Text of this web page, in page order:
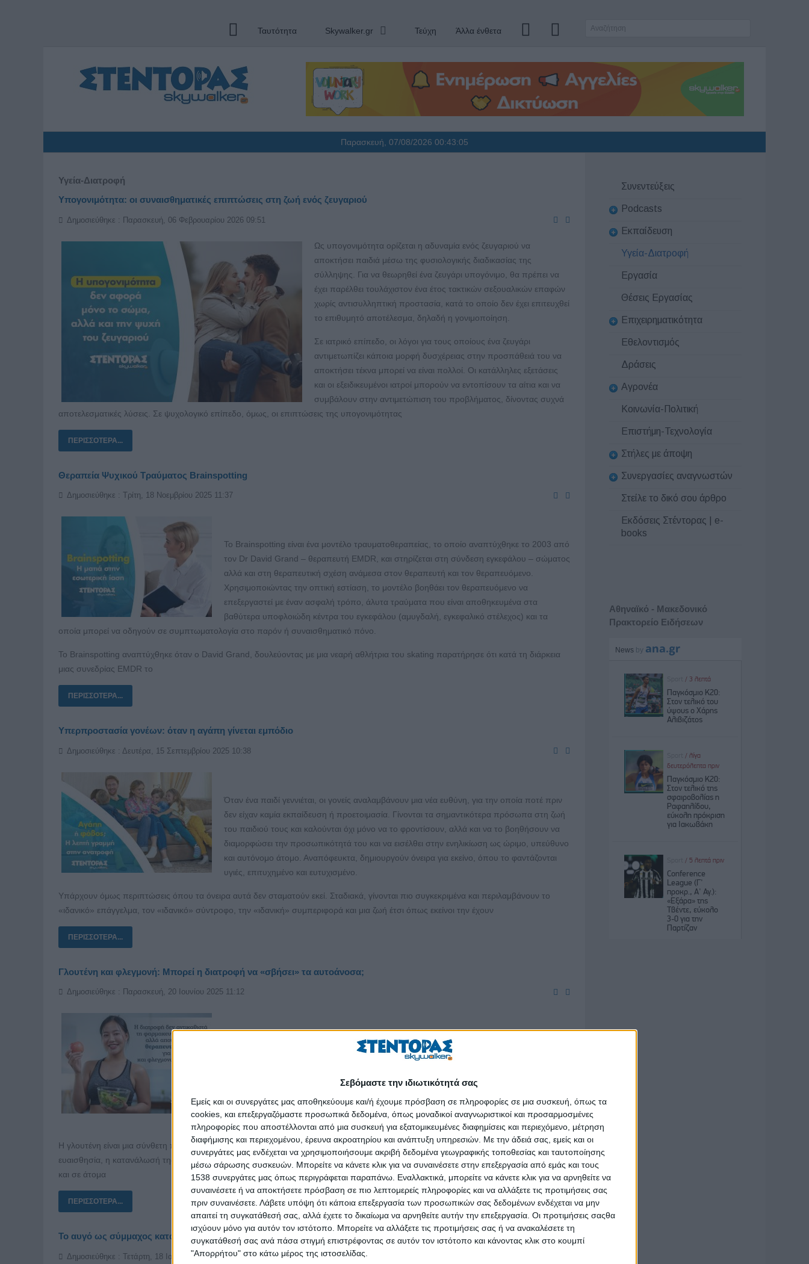
Σεβόμαστε την ιδιωτικότητά σας
Εμείς και οι συνεργάτες μας αποθηκεύουμε και/ή έχουμε πρόσβαση σε πληροφορίες σε μια συσκευή, όπως τα
cookies, και επεξεργαζόμαστε προσωπικά δεδομένα, όπως μοναδικοί αναγνωριστικοί και προσαρμοσμένες
πληροφορίες που αποστέλλονται από μια συσκευή για εξατομικευμένες διαφημίσεις και περιεχόμενο, μέτρηση
διαφήμισης και περιεχομένου, έρευνα ακροατηρίου και ανάπτυξη υπηρεσιών. Με την άδειά σας, εμείς και οι
συνεργάτες μας ενδέχεται να χρησιμοποιήσουμε ακριβή δεδομένα γεωγραφικής τοποθεσίας και ταυτοποίησης
μέσω σάρωσης συσκευών. Μπορείτε να κάνετε κλικ για να συναινέσετε στην επεξεργασία από εμάς και τους
1538 συνεργάτες μας όπως περιγράφεται παραπάνω. Εναλλακτικά, μπορείτε να κάνετε κλικ για να αρνηθείτε να
συναινέσετε ή να αποκτήσετε πρόσβαση σε πιο λεπτομερείς πληροφορίες και να αλλάξετε τις προτιμήσεις σας
πριν συναινέσετε. Λάβετε υπόψη ότι κάποια επεξεργασία των προσωπικών σας δεδομένων ενδέχεται να μην
απαιτεί τη συγκατάθεσή σας, αλλά έχετε το δικαίωμα να αρνηθείτε αυτήν την επεξεργασία. Οι προτιμήσεις σαςθα
ισχύουν μόνο για αυτόν τον ιστότοπο. Μπορείτε να αλλάξετε τις προτιμήσεις σας ή να ανακαλέσετε τη
συγκατάθεσή σας ανά πάσα στιγμή επιστρέφοντας σε αυτόν τον ιστότοπο και κάνοντας κλικ στο κουμπί
"Απορρήτου" στο κάτω μέρος της ιστοσελίδας.
Ταυτότητα Skywalker.gr Τεύχη Άλλα ένθετα
Παρασκευή, 07/08/2026 00:43:06
Υγεία-Διατροφή
Υπογονιμότητα: οι συναισθηματικές επιπτώσεις στη ζωή ενός ζευγαριού
Δημοσιεύθηκε : Παρασκευή, 06 Φεβρουαρίου 2026 09:51
Ως υπογονιμότητα ορίζεται η αδυναμία ενός ζευγαριού να
αποκτήσει παιδιά μέσω της φυσιολογικής διαδικασίας της
σύλληψης. Για να θεωρηθεί ένα ζευγάρι υπογόνιμο, θα πρέπει να
έχει παρέλθει τουλάχιστον ένα έτος τακτικών σεξουαλικών επαφών
χωρίς αντισυλληπτική προστασία, κατά το οποίο δεν έχει επιτευχθεί
το επιθυμητό αποτέλεσμα, δηλαδή η γονιμοποίηση.
Σε ιατρικό επίπεδο, οι λόγοι για τους οποίους ένα ζευγάρι
αντιμετωπίζει κάποια μορφή δυσχέρειας στην προσπάθειά του να
αποκτήσει τέκνα μπορεί να είναι πολλοί. Οι κατάλληλες εξετάσεις
και οι εξειδικευμένοι ιατροί μπορούν να εντοπίσουν τα αίτια και να
συμβάλουν στην αντιμετώπιση του προβλήματος, δίνοντας συχνά
αποτελεσματικές λύσεις. Σε ψυχολογικό επίπεδο, όμως, οι επιπτώσεις της υπογονιμότητας
ΠΕΡΙΣΣΌΤΕΡΑ...
Θεραπεία Ψυχικού Τραύματος Brainspotting
Δημοσιεύθηκε : Τρίτη, 18 Νοεμβρίου 2025 11:37
Το Brainspotting είναι ένα μοντέλο τραυματοθεραπείας, το οποίο αναπτύχθηκε το 2003 από
τον Dr David Grand – θεραπευτή EMDR, και στηρίζεται στη σύνδεση εγκεφάλου – σώματος
αλλά και στη θεραπευτική σχέση ανάμεσα στον θεραπευτή και τον θεραπευόμενο.
Χρησιμοποιώντας την οπτική εστίαση, το μοντέλο βοηθάει τον θεραπευόμενο να
επεξεργαστεί με έναν ασφαλή τρόπο, άλυτα τραύματα που είναι αποθηκευμένα στα
βαθύτερα υποφλοιώδη κέντρα του εγκεφάλου (αμυγδαλή, εγκεφαλικό στέλεχος) και τα
οποία μπορεί να οδηγούν σε συμπτωματολογία στο παρόν ή συναισθηματικό πόνο.
Το Brainspotting αναπτύχθηκε όταν ο David Grand, δουλεύοντας με μια νεαρή αθλήτρια του skating παρατήρησε ότι κατά τη διάρκεια
μιας συνεδρίας EMDR το
ΠΕΡΙΣΣΌΤΕΡΑ...
Υπερπροστασία γονέων: όταν η αγάπη γίνεται εμπόδιο
Δημοσιεύθηκε : Δευτέρα, 15 Σεπτεμβρίου 2025 10:38
Όταν ένα παιδί γεννιέται, οι γονείς αναλαμβάνουν μια νέα ευθύνη, για την οποία ποτέ πριν
δεν είχαν καμία εκπαίδευση ή προετοιμασία. Γίνονται τα σημαντικότερα πρόσωπα στη ζωή
του παιδιού τους και καλούνται όχι μόνο να το φροντίσουν, αλλά και να το βοηθήσουν να
διαμορφώσει την προσωπικότητά του και να εισέλθει στην ενηλικίωση ως ώριμο, υπεύθυνο
και αυτόνομο άτομο. Αναπόφευκτα, δημιουργούν όνειρα για εκείνο, όπου το φαντάζονται
υγιές, επιτυχημένο και ευτυχισμένο.
Υπάρχουν όμως περιπτώσεις όπου τα όνειρα αυτά δεν σταματούν εκεί. Σταδιακά, γίνονται πιο συγκεκριμένα και περιλαμβάνουν το
«ιδανικό» επάγγελμα, τον «ιδανικό» σύντροφο, την «ιδανική» συμπεριφορά και μια ζωή έτσι όπως εκείνοι την έχουν
ΠΕΡΙΣΣΌΤΕΡΑ...
Γλουτένη και φλεγμονή: Μπορεί η διατροφή να «σβήσει» τα αυτοάνοσα;
Δημοσιεύθηκε : Παρασκευή, 20 Ιουνίου 2025 11:12
Η σύγχρονη ιατρική αντιμετωπίζει με όλο και μεγαλύτερο ενδιαφέρον τον ρόλο της
διατροφής στη ρύθμιση του ανοσοποιητικού συστήματος και της φλεγμονής. Νοσήματα
στις χρόνιες φλεγμονώδεις και αυτοάνοσες καταστάσεις που φαίνεται να επηρεάζονται από
διατροφικούς παράγοντες – με κυρίαρχη τη γλουτένη.
Η γλουτένη ως διατροφικός παράγοντας φλεγμονής
Η γλουτένη είναι μια σύνθετη πρωτεΐνη που εντοπίζεται στο σιτάρι, το κριθάρι και τη σίκαλη. Σε άτομα με κοιλιοκάκη ή μη-κοιλιοκακική
ευαισθησία, η κατανάλωσή της μπορεί να πυροδοτήσει φλεγμονώδεις αποκρίσεις. Ωστόσο, νεότερα δεδομένα υποδεικνύουν ότι ακόμα
και σε άτομα
ΠΕΡΙΣΣΌΤΕΡΑ...
Το αυγό ως σύμμαχος κατά των αυτοάνοσων νοσημάτων: επιστημονική προσέγγιση στη διατροφική προστασία
Δημοσιεύθηκε : Τετάρτη, 18 Ιουνίου 2025 12:55
Συνεντεύξεις
Podcasts
Εκπαίδευση
Υγεία-Διατροφή
Εργασία
Θέσεις Εργασίας
Επιχειρηματικότητα
Εθελοντισμός
Δράσεις
Αγρονέα
Κοινωνία-Πολιτική
Επιστήμη-Τεχνολογία
Στήλες με άποψη
Συνεργασίες αναγνωστών
Στείλε το δικό σου άρθρο
Εκδόσεις Στέντορας | e-
books
Αθηναϊκό - Μακεδονικό
Πρακτορείο Ειδήσεων